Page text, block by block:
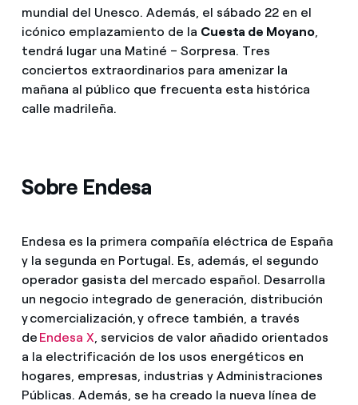
mundial del Unesco. Además, el sábado 22 en el
icónico emplazamiento de la Cuesta de Moyano,
tendrá lugar una Matiné – Sorpresa. Tres
conciertos extraordinarios para amenizar la
mañana al público que frecuenta esta histórica
calle madrileña.
Sobre Endesa
Endesa es la primera compañía eléctrica de España
y la segunda en Portugal. Es, además, el segundo
operador gasista del mercado español. Desarrolla
un negocio integrado de generación, distribución
y comercialización, y ofrece también, a través
de Endesa X, servicios de valor añadido orientados
a la electrificación de los usos energéticos en
hogares, empresas, industrias y Administraciones
Públicas. Además, se ha creado la nueva línea de